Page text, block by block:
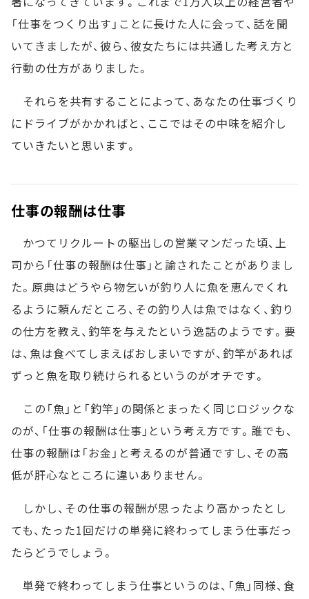
「仕事をつくり出す」ことに長けた人に会って、話を聞
いてきましたが、彼ら、彼女たちには共通した考え方と
行動の仕方がありました。
それらを共有することによって、あなたの仕事づくり
にドライブがかかればと、ここではその中味を紹介し
ていきたいと思います。
仕事の報酬は仕事
かつてリクルートの駆出しの営業マンだった頃、上
司から「仕事の報酬は仕事」と諭されたことがありまし
た。原典はどうやら物乞いが釣り人に魚を恵んでくれ
るように頼んだところ、その釣り人は魚ではなく、釣り
の仕方を教え、釣竿を与えたという逸話のようです。要
は、魚は食べてしまえばおしまいですが、釣竿があれば
ずっと魚を取り続けられるというのがオチです。
この「魚」と「釣竿」の関係とまったく同じロジックな
のが、「仕事の報酬は仕事」という考え方です。誰でも、
仕事の報酬は「お金」と考えるのが普通ですし、その高
低が肝心なところに違いありません。
しかし、その仕事の報酬が思ったより高かったとし
ても、たった1回だけの単発に終わってしまう仕事だっ
たらどうでしょう。
単発で終わってしまう仕事というのは、「魚」同様、食